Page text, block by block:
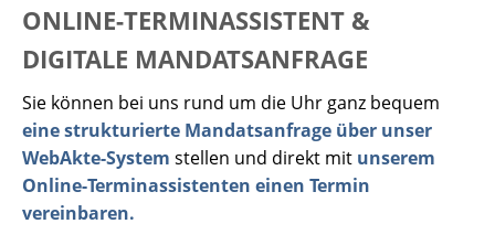
ONLINE-TERMINASSISTENT &
DIGITALE MANDATSANFRAGE
Sie können bei uns rund um die Uhr ganz bequem
eine strukturierte Mandatsanfrage über unser
WebAkte-System stellen und direkt mit unserem
Online-Terminassistenten einen Termin
vereinbaren.